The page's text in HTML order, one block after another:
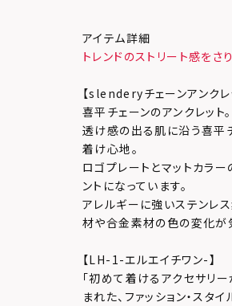
アイテム詳細
トレンドのストリート感をさ
【slenderyチェーンアンクレ
喜平チェーンのアンクレット。
透け感の出る肌に沿う喜平
着け心地。
ロゴプレートとマットカラ
ントになっています。
アレルギーに強いステンレ
材や合金素材の色の変化が
【LH-1-エルエイチワン-】
「初めて着けるアクセサリ
まれた、ファッション・スタ